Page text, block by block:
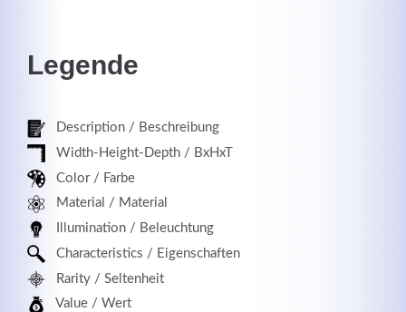
Legende
Description / Beschreibung
Width-Height-Depth / BxHxT
Color / Farbe
Material / Material
Illumination / Beleuchtung
Characteristics / Eigenschaften
Rarity / Seltenheit
Value / Wert